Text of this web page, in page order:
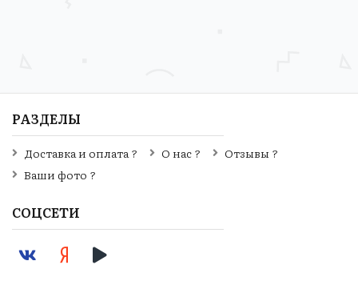
РАЗДЕЛЫ
Доставка и оплата ? О нас ?
Отзывы ?
Ваши фото ?
СОЦСЕТИ